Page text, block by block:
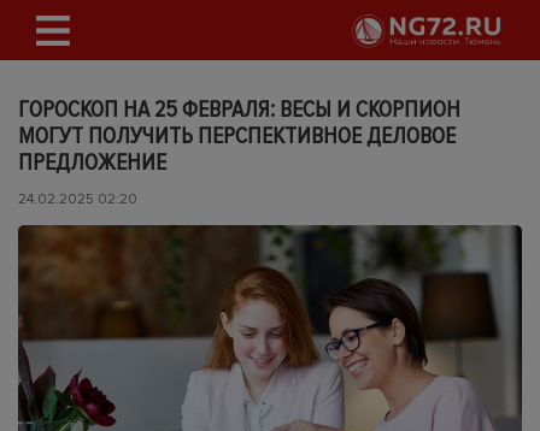
ГОРОСКОП НА 25 ФЕВРАЛЯ: ВЕСЫ И СКОРПИОН
МОГУТ ПОЛУЧИТЬ ПЕРСПЕКТИВНОЕ ДЕЛОВОЕ
ПРЕДЛОЖЕНИЕ
24.02.2025 02:20